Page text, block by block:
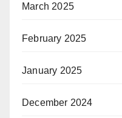
March 2025
February 2025
January 2025
December 2024